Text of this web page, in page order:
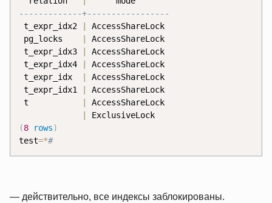
t_expr_idx2
AccessShareLock
pg_locks
AccessShareLock
t_expr_idx3
AccessShareLock
t_expr_idx4
AccessShareLock
t_expr_idx
AccessShareLock
t_expr_idx1
AccessShareLock
t
AccessShareLock
(8 rows)
test=*#
— действительно, все индексы заблокированы.